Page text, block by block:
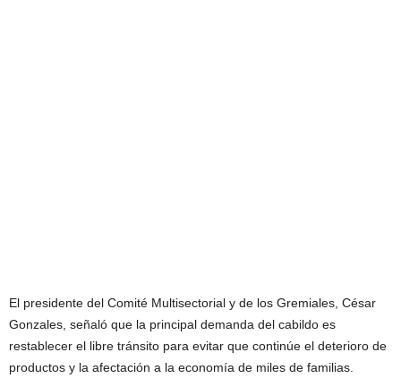
El presidente del Comité Multisectorial y de los Gremiales, César
Gonzales, señaló que la principal demanda del cabildo es
restablecer el libre tránsito para evitar que continúe el deterioro de
productos y la afectación a la economía de miles de familias.